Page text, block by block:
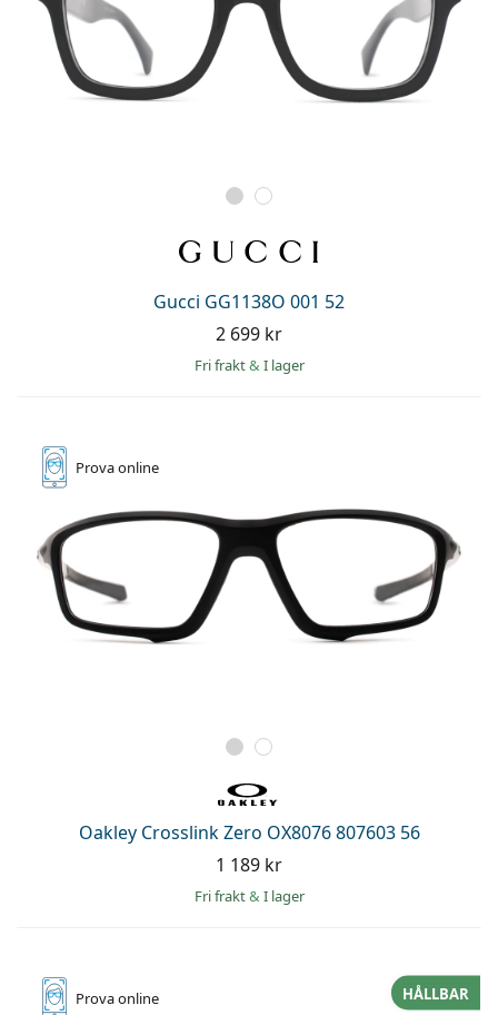
Gucci GG1138O 001 52
2 699 kr
Fri frakt& I lager
Prova online
Oakley Crosslink Zero OX8076 807603 56
1 189 kr
Fri frakt& I lager
Prova online HÅLLBAR